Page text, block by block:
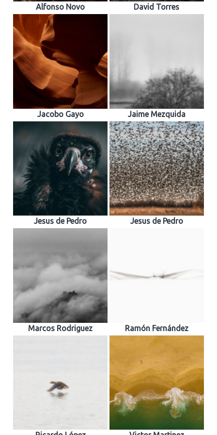
Alfonso Novo David Torres
Jacobo Gayo Jaime Mezquida
Jesus de Pedro Jesus de Pedro
Marcos Rodriguez Ramón Fernández